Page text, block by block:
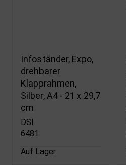
Infoständer, Expo,
drehbarer
Klapprahmen,
Silber, A4 - 21 x 29,7
cm
DSI
6481
Auf Lager